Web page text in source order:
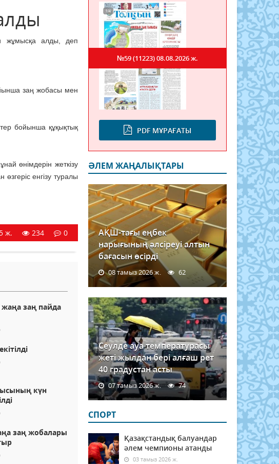
жұмысқа алды, деп
заң жобасы мен
бойынша құқықтық
өнімдерін жеткізу
енгізу туралы
ж. 234 0
жаңа заң пайда
күн
заң жобалары
PDF МҰРАҒАТЫ
№59 (11223)08.08.2026 ж.
ӘЛЕМ ЖАҢАЛЫҚТАРЫ
АҚШ-тағы еңбек
нарығының әлсіреуі алтын
бағасын өсірді
08 тамыз 2026 ж. 62
Сеулде ауа температурасы
жеті жылдан бері алғаш рет
40 градустан асты
07 тамыз 2026 ж. 74
СПОРТ
Қазақстандық балуандар
әлем чемпионы атанды
03 тамыз 2026 ж.